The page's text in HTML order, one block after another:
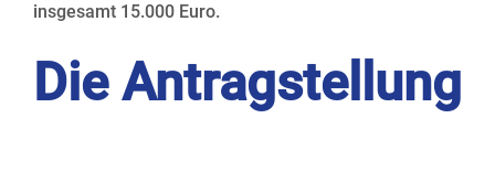
insgesamt 15.000 Euro.
Die Antragstellung